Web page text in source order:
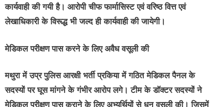
कार्यवाही की गयी है। आरोपी चीफ फार्मासिस्ट एवं वरिष्ठ वित्त एवं
लेखाधिकारी के विरूद्ध भी जल्द ही कार्यवाही की जायेगी।
मेडिकल परीक्षण पास करने के लिए अवैध वसूली की
मथुरा में उप्र पुलिस आरक्षी भर्ती प्रकिया में गठित मेडिकल पैनल के
सदस्यों पर घूस मांगने के गंभीर आरोप लगे। टीम के डॉक्टर सदस्यों ने
मेडिकल परीक्षण पास कराने के लिए अभ्यर्थियों से धन वसूली की। जिसमें